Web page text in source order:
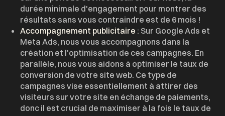
durée minimale d'engagement pour montrer des
résultats sans vous contraindre est de 6 mois !
Accompagnement publicitaire : Sur Google Ads et
Meta Ads, nous vous accompagnons dans la
création et l'optimisation de ces campagnes. En
parallèle, nous vous aidons à optimiser le taux de
conversion de votre site web. Ce type de
campagnes vise essentiellement à attirer des
visiteurs sur votre site en échange de paiements,
donc il est crucial de maximiser à la fois le taux de